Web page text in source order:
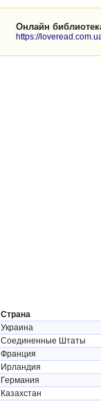
Онлайн
https://
Страна
Украина
Соединенные Штаты
Франция
Ирландия
Германия
Казахстан